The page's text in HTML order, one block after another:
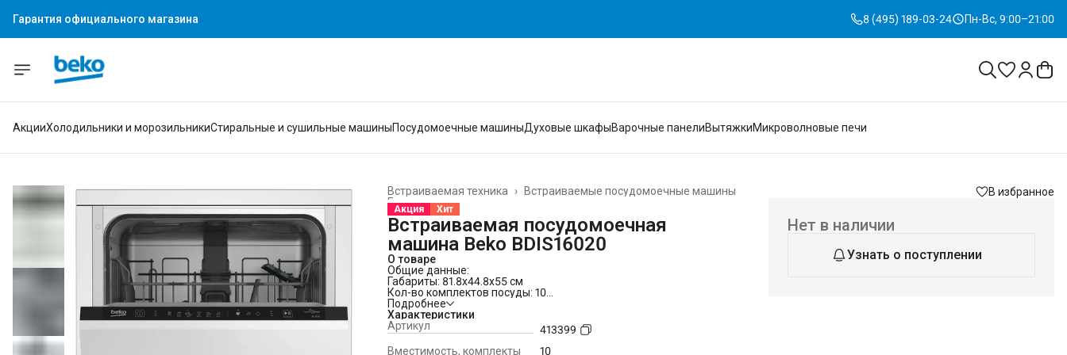
Гарантия официального магазина 8 (495) 189-03-24 Пн-Вс, 9:00–21:00
АкцииХолодильники и морозильникиСтиральные и сушильные машиныПосудомоечные машиныДуховые шкафыВарочные панелиВытяжкиМикроволновые печи
Встраиваемые посудомоечные машины
Встраиваемая техника
›
Главная ›
Акция Хит
Встраиваемая посудомоечная
машина Beko BDIS16020
О товаре
Общие данные:
Габариты: 81.8x44.8x55 см
Кол-во комплектов посуды: 10
Управление: электронное
Класс мойки: A
Класс сушки: A
Класс энергопотребления: A-20%
Уровень шума: 47 дБ
Подробнее
Характеристики
Артикул
413399
Вместимость, комплекты
10
В избранное
Нет в наличии
Узнать о поступлении